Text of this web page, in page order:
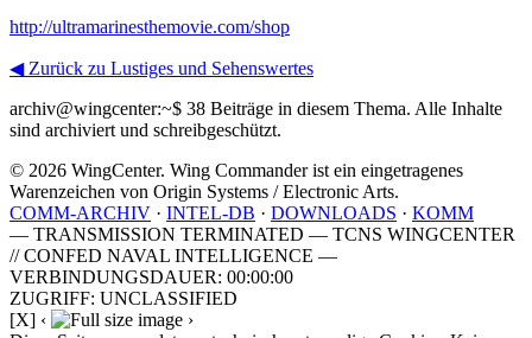
http://ultramarinesthemovie.com/shop
◀ Zurück zu Lustiges und Sehenswertes
archiv@wingcenter:~$ 38 Beiträge in diesem Thema. Alle Inhalte
sind archiviert und schreibgeschützt.
© 2026 WingCenter. Wing Commander ist ein eingetragenes
Warenzeichen von Origin Systems / Electronic Arts.
COMM-ARCHIV · INTEL-DB · DOWNLOADS · KOMM
— TRANSMISSION TERMINATED — TCNS WINGCENTER
// CONFED NAVAL INTELLIGENCE —
VERBINDUNGSDAUER: 00:00:00
ZUGRIFF: UNCLASSIFIED
[X] ‹
›